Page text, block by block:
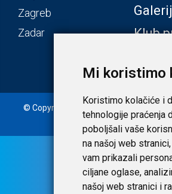
Mi koristimo
Koristimo kolačiće i
tehnologije praćenja
poboljšali vaše
na našoj web
vam prikazali
ciljane oglase,
našoj web stranici i
Zagreb
Zadar
Klub
© Copyright 2020. Laudato d.o.o. | Tečaj
7,53450 HRK | Uvjeti i